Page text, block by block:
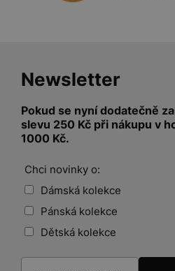
Newsletter
Pokud se nyní dodatečně
slevu 250 Kč při nákupu v
1000 Kč.
Chci novinky o:
Dámská kolekce
Pánská kolekce
Dětská kolekce